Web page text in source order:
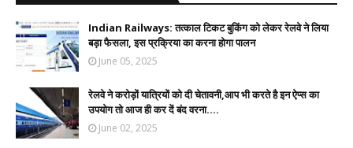
Indian Railways: तत्काल टिकट बुकिंग को लेकर रेलवे ने लिया
बड़ा फैसला, इस प्रक्रिया का करना होगा पालन
June 05, 2025
रेलवे ने करोड़ों यात्रियों को दी चेतावनी,आप भी करते है इन ऐप्स का
उपयोग तो आज ही कर दें बंद वरना....
June 02, 2025